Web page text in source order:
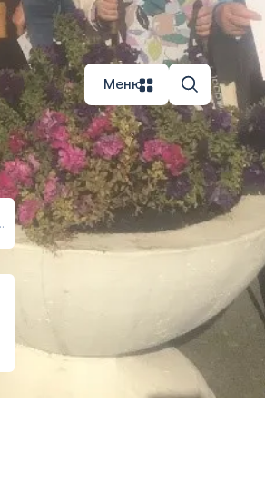
Меню